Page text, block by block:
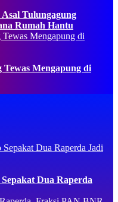
Tulungagung
Rumah Hantu
Mengapung di
Dua Raperda